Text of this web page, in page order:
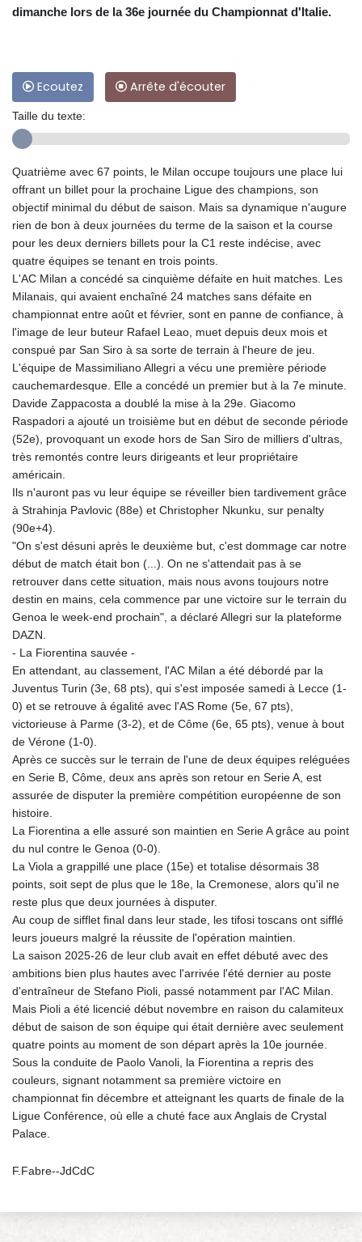
dimanche lors de la 36e journée du Championnat d'Italie.
Ecoutez Arrête d'écouter
Taille du texte:
Quatrième avec 67 points, le Milan occupe toujours une place lui
offrant un billet pour la prochaine Ligue des champions, son
objectif minimal du début de saison. Mais sa dynamique n'augure
rien de bon à deux journées du terme de la saison et la course
pour les deux derniers billets pour la C1 reste indécise, avec
quatre équipes se tenant en trois points.
L'AC Milan a concédé sa cinquième défaite en huit matches. Les
Milanais, qui avaient enchaîné 24 matches sans défaite en
championnat entre août et février, sont en panne de confiance, à
l'image de leur buteur Rafael Leao, muet depuis deux mois et
conspué par San Siro à sa sorte de terrain à l'heure de jeu.
L'équipe de Massimiliano Allegri a vécu une première période
cauchemardesque. Elle a concédé un premier but à la 7e minute.
Davide Zappacosta a doublé la mise à la 29e. Giacomo
Raspadori a ajouté un troisième but en début de seconde période
(52e), provoquant un exode hors de San Siro de milliers d'ultras,
très remontés contre leurs dirigeants et leur propriétaire
américain.
Ils n'auront pas vu leur équipe se réveiller bien tardivement grâce
à Strahinja Pavlovic (88e) et Christopher Nkunku, sur penalty
(90e+4).
"On s'est désuni après le deuxième but, c'est dommage car notre
début de match était bon (...). On ne s'attendait pas à se
retrouver dans cette situation, mais nous avons toujours notre
destin en mains, cela commence par une victoire sur le terrain du
Genoa le week-end prochain", a déclaré Allegri sur la plateforme
DAZN.
- La Fiorentina sauvée -
En attendant, au classement, l'AC Milan a été débordé par la
Juventus Turin (3e, 68 pts), qui s'est imposée samedi à Lecce (1-
0) et se retrouve à égalité avec l'AS Rome (5e, 67 pts),
victorieuse à Parme (3-2), et de Côme (6e, 65 pts), venue à bout
de Vérone (1-0).
Après ce succès sur le terrain de l'une de deux équipes reléguées
en Serie B, Côme, deux ans après son retour en Serie A, est
assurée de disputer la première compétition européenne de son
histoire.
La Fiorentina a elle assuré son maintien en Serie A grâce au point
du nul contre le Genoa (0-0).
La Viola a grappillé une place (15e) et totalise désormais 38
points, soit sept de plus que le 18e, la Cremonese, alors qu'il ne
reste plus que deux journées à disputer.
Au coup de sifflet final dans leur stade, les tifosi toscans ont sifflé
leurs joueurs malgré la réussite de l'opération maintien.
La saison 2025-26 de leur club avait en effet débuté avec des
ambitions bien plus hautes avec l'arrivée l'été dernier au poste
d'entraîneur de Stefano Pioli, passé notamment par l'AC Milan.
Mais Pioli a été licencié début novembre en raison du calamiteux
début de saison de son équipe qui était dernière avec seulement
quatre points au moment de son départ après la 10e journée.
Sous la conduite de Paolo Vanoli, la Fiorentina a repris des
couleurs, signant notamment sa première victoire en
championnat fin décembre et atteignant les quarts de finale de la
Ligue Conférence, où elle a chuté face aux Anglais de Crystal
Palace.
F.Fabre--JdCdC